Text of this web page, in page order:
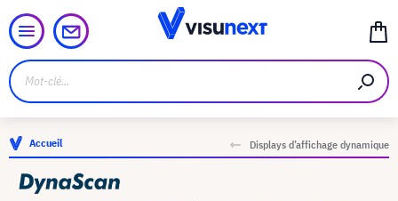
Accueil Displays d’affichage dynamique